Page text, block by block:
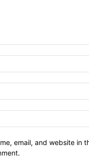
email, and website in